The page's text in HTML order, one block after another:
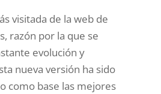
visitada de la web de
razón por la que se
evolución y
nueva versión ha sido
como base las mejores